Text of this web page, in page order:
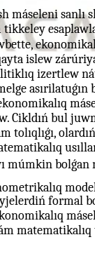
máseleni sanlı
islew
izertlew
Cikldıń bul
tolıqlıǵı,
múmkin
formal